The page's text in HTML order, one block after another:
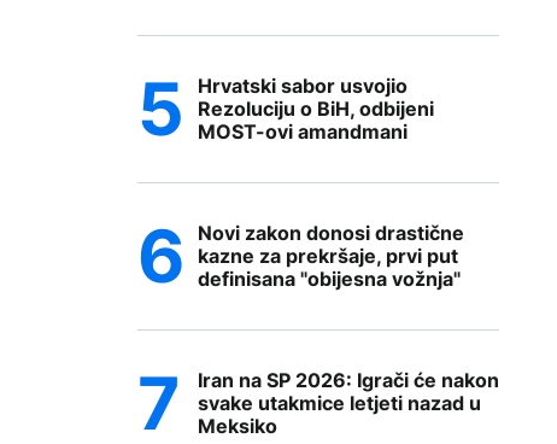
Hrvatski sabor usvojio
Rezoluciju o BiH, odbijeni
MOST-ovi amandmani
Novi zakon donosi drastične
kazne za prekršaje, prvi put
definisana "obijesna vožnja"
Iran na SP 2026: Igrači će nakon
svake utakmice letjeti nazad u
Meksiko